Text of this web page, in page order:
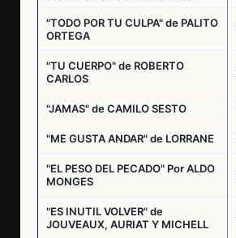
"TODO POR TU CULPA" de PALITO
ORTEGA
"TU CUERPO" de ROBERTO
CARLOS
"JAMAS" de CAMILO SESTO
"ME GUSTA ANDAR" de LORRANE
"EL PESO DEL PECADO" Por ALDO
MONGES
"ES INUTIL VOLVER" de
JOUVEAUX, AURIAT Y MICHELL